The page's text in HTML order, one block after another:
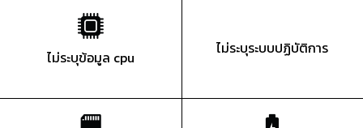
ไม่ระบุข้อมูล cpu ไม่ระบุระบบปฏิบัติการ